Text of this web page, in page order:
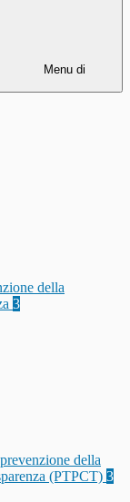
Menu di
della
3
della
(PTPCT) 3